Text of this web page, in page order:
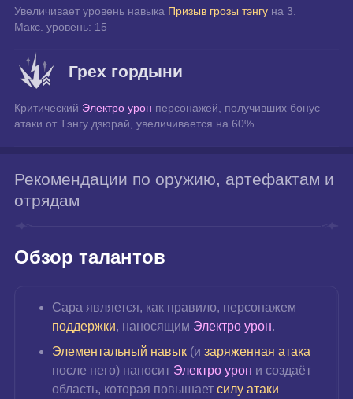
Увеличивает уровень навыка Призыв грозы тэнгу на 3.
Макс. уровень: 15
Грех гордыни
Критический Электро урон персонажей, получивших бонус
атаки от Тэнгу дзюрай, увеличивается на 60%.
Рекомендации по оружию, артефактам и
отрядам
Обзор талантов
Сара является, как правило, персонажем
поддержки, наносящим Электро урон.
Элементальный навык (и заряженная атака
после него) наносит Электро урон и создаёт
область, которая повышает силу атаки